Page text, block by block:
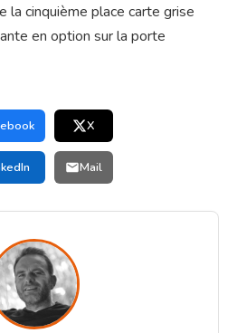
la cinquième place carte grise
en option sur la porte
X
Mail